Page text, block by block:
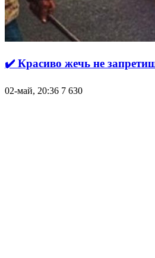
✔️ Красиво жечь не
02-май, 20:36 7 630